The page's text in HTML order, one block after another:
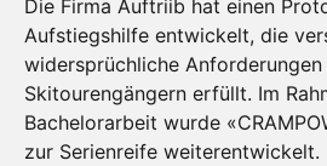
Die Firma Auftriib hat einen
Aufstiegshilfe entwickelt, die
widersprüchliche
Skitourengängern erfüllt. Im
Bachelorarbeit wurde
zur Serienreife weiterentwickelt.